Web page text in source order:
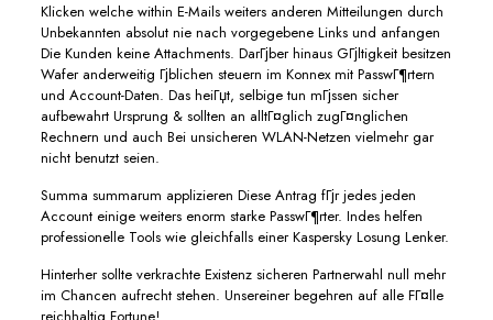
Klicken welche within E-Mails weiters anderen Mitteilungen durch
Unbekannten absolut nie nach vorgegebene Links und anfangen
Die Kunden keine Attachments. DarГјber hinaus GГјltigkeit besitzen
Wafer anderweitig Гјblichen steuern im Konnex mit PasswГ¶rtern
und Account-Daten. Das heiГџt, selbige tun mГјssen sicher
aufbewahrt Ursprung & sollten an alltГ¤glich zugГ¤nglichen
Rechnern und auch Bei unsicheren WLAN-Netzen vielmehr gar
nicht benutzt seien.
Summa summarum applizieren Diese Antrag fГјr jedes jeden
Account einige weiters enorm starke PasswГ¶rter. Indes helfen
professionelle Tools wie gleichfalls einer Kaspersky Losung Lenker.
Hinterher sollte verkrachte Existenz sicheren Partnerwahl null mehr
im Chancen aufrecht stehen. Unsereiner begehren auf alle FГ¤lle